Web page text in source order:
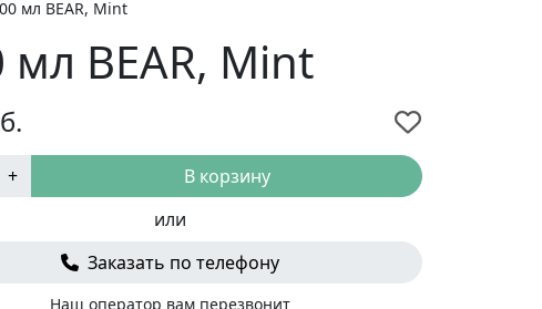
мл BEAR, Mint
BEAR, Mint
+
В корзину
или
Заказать по телефону
Наш оператор вам перезвонит